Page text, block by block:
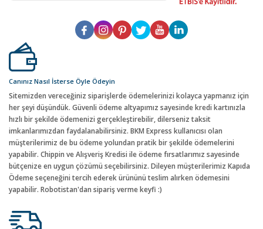
Canınız Nasıl İsterse Öyle Ödeyin
Sitemizden vereceğiniz siparişlerde ödemelerinizi kolayca yapmanız için
her şeyi düşündük. Güvenli ödeme altyapımız sayesinde kredi kartınızla
hızlı bir şekilde ödemenizi gerçekleştirebilir, dilerseniz taksit
imkanlarımızdan faydalanabilirsiniz. BKM Express kullanıcısı olan
müşterilerimiz de bu ödeme yolundan pratik bir şekilde ödemelerini
yapabilir. Chippin ve Alışveriş Kredisi ile ödeme fırsatlarımız sayesinde
bütçenize en uygun çözümü seçebilirsiniz. Dileyen müşterilerimiz Kapıda
Ödeme seçeneğini tercih ederek ürününü teslim alırken ödemesini
yapabilir. Robotistan'dan sipariş verme keyfi :)